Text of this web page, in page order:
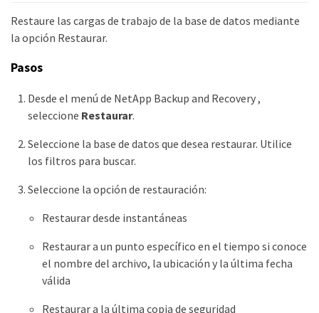
Restaure las cargas de trabajo de la base de datos mediante
la opción Restaurar.
Pasos
Desde el menú de NetApp Backup and Recovery ,
seleccione Restaurar.
Seleccione la base de datos que desea restaurar. Utilice
los filtros para buscar.
Seleccione la opción de restauración:
Restaurar desde instantáneas
Restaurar a un punto específico en el tiempo si conoce
el nombre del archivo, la ubicación y la última fecha
válida
Restaurar a la última copia de seguridad